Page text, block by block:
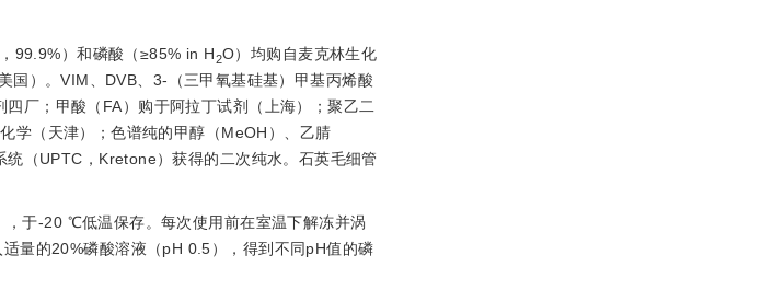
，99.9%）和磷酸（≥85% in H2O）均购自麦克林生化
）。VIM、DVB、3-（三甲氧基硅基）甲基丙烯酸
厂；甲酸（FA）购于阿拉丁试剂（上海）；聚乙二
学（天津）；色谱纯的甲醇（MeOH）、乙腈
（UPTC，Kretone）获得的二次纯水。石英毛细管
于-20 ℃低温保存。每次使用前在室温下解冻并涡
量的20%磷酸溶液（pH 0.5），得到不同pH值的磷